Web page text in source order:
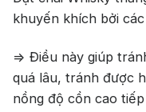
khuyến khích bởi
=> Điều này giúp
quá lâu, tránh được
nồng độ cồn cao